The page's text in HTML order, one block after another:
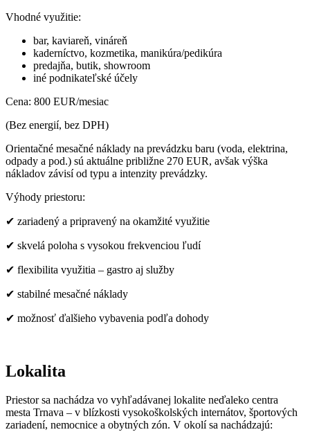
Vhodné využitie:
bar, kaviareň, vináreň
kaderníctvo, kozmetika, manikúra/pedikúra
predajňa, butik, showroom
iné podnikateľské účely
Cena: 800 EUR/mesiac
(Bez energií, bez DPH)
Orientačné mesačné náklady na prevádzku baru (voda, elektrina,
odpady a pod.) sú aktuálne približne 270 EUR, avšak výška
nákladov závisí od typu a intenzity prevádzky.
Výhody priestoru:
✔ zariadený a pripravený na okamžité využitie
✔ skvelá poloha s vysokou frekvenciou ľudí
✔ flexibilita využitia – gastro aj služby
✔ stabilné mesačné náklady
✔ možnosť ďalšieho vybavenia podľa dohody
Lokalita
Priestor sa nachádza vo vyhľadávanej lokalite neďaleko centra
mesta Trnava – v blízkosti vysokoškolských internátov, športových
zariadení, nemocnice a obytných zón. V okolí sa nachádzajú: